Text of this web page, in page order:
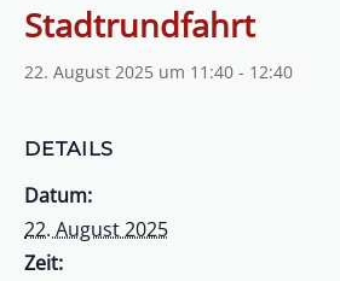
Stadtrundfahrt
22. August 2025 um 11:40 - 12:40
DETAILS
Datum:
22. August 2025
Zeit: